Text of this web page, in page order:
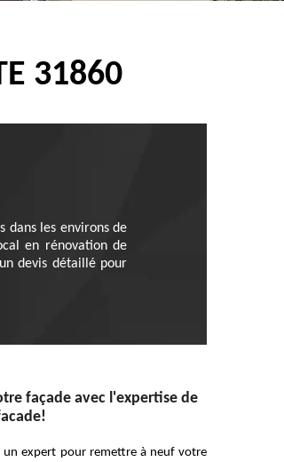
31860
dans les environs de
en rénovation de
devis détaillé pour
façade avec l'expertise de
un expert pour remettre à neuf votre